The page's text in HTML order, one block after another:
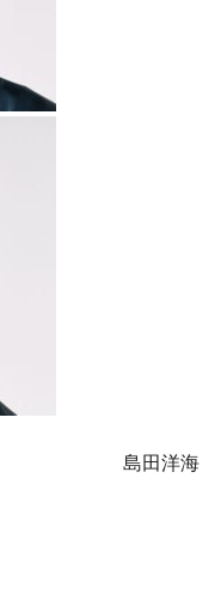
島田洋海